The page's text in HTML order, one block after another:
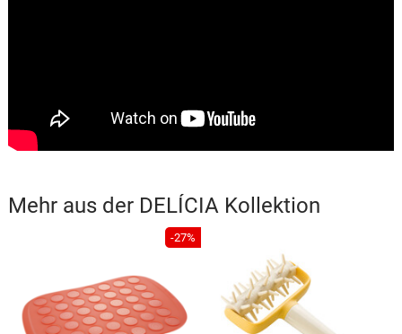
Mehr aus der DELÍCIA Kollektion
-27%